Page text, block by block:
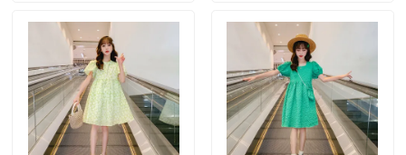
Über uns
Fabrik-Ausflug